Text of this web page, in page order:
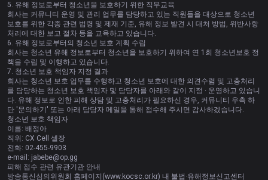
5. 유해 정보로부터 청소년을 보호하기 위한 직무교육
회사는 커뮤니티 운영 및 관리 업무를 담당하고 있는 직원들을 대상으로 청소년
보호를 위한 각종 관련 법령 및 제재 기준, 유해 정보 발견 시 대처 방법, 위반사항
처리에 대한 보고 절차 등을 교육하고 있습니다.
6. 유해 정보로부터의 청소년 보호 계획 수립
회사는 청소년 유해 정보로부터 청소년을 보호하기 위하여 연 1회 청소년보호 정
책을 수립 및 이행하고 있습니다.
7. 청소년 보호 책임자 지정 결과
회사는 청소년 보호 업무를 수행하고 청소년 보호에 대한 의견수렴 및 고충처리
를 담당하는 청소년 보호 책임자 및 담당자를 아래와 같이 지정 · 운영하고 있습니
다. 유해 정보로 인한 피해 상담 및 고충처리가 필요하신 경우, 커뮤니티 우측 하
단 '문의하기' 또는 아래 담당자 메일을 통해 접수해 주시면 감사하겠습니다.
청소년 보호 책임자
이름: 배정아
직위: CX Cell 셀장
전화: 02-455-9903
e-mail: jabebe@op.gg
피해 접수 관련 유관기관 안내
방송통신심의위원회 홈페이지(www.kocsc.or.kr) 내 불법·유해정보신고센터